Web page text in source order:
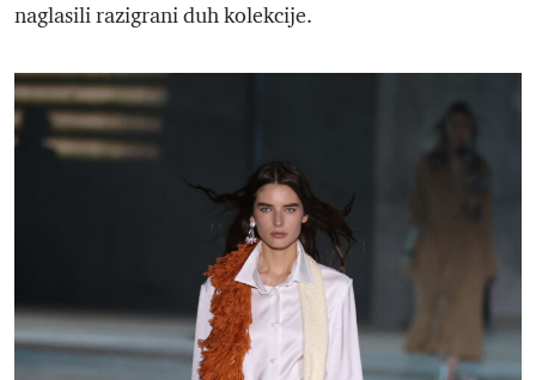
naglasili razigrani duh kolekcije.